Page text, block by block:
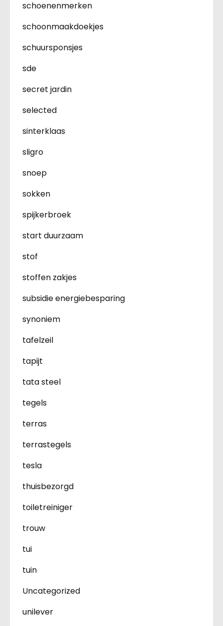
schoenenmerken
schoonmaakdoekjes
schuursponsjes
sde
secret jardin
selected
sinterklaas
sligro
snoep
sokken
spijkerbroek
start duurzaam
stof
stoffen zakjes
subsidie energiebesparing
synoniem
tafelzeil
tapijt
tata steel
tegels
terras
terrastegels
tesla
thuisbezorgd
toiletreiniger
trouw
tui
tuin
Uncategorized
unilever